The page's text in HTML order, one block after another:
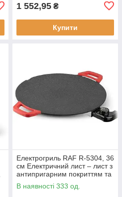
1 552,95 ₴
Купити
Електрогриль RAF R-5304, 36
см Електричний лист – лист з
антипригарним покриттям та
регулюванням температури
смаження, 1800 Вт
В наявності 333 од.